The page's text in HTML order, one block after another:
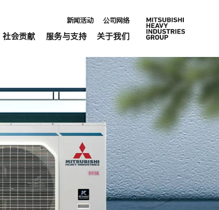
新闻活动 公司网络
社会贡献 服务与支持 关于我们